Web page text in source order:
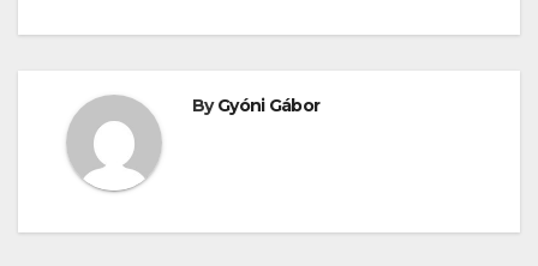
ByGyóni Gábor